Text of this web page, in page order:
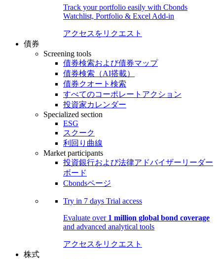
Track your portfolio easily with Cbonds
Watchlist, Portfolio & Excel Add-in
アクセスをリクエスト
債券
Screening tools
債券検索および債券マップ
債券検索（AI搭載）
債券クオート検索
すべてのコーポレートアクション
投資家カレンダー
Specialized section
ESG
スクーク
利回り曲線
Market participants
投資銀行および法律アドバイザーリーダー
ボード
Cbondsページ
Try in 7 days Trial access
Evaluate over 1 million global bond coverage
and advanced analytical tools
アクセスをリクエスト
株式